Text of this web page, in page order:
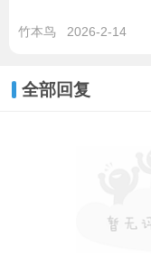
竹本鸟 2026-2-14
全部回复